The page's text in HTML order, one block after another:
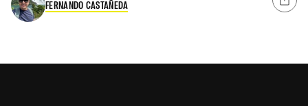
FERNANDO CASTAÑEDA